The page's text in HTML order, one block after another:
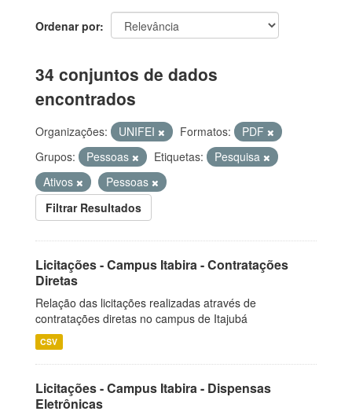
Ordenar por
34 conjuntos de dados
encontrados
Organizações: UNIFEI Formatos:
PDF
Grupos:
Pessoas Etiquetas:
Pesquisa
Ativos
Pessoas
Filtrar Resultados
Licitações - Campus Itabira - Contratações
Diretas
Relação das licitações realizadas através de
contratações diretas no campus de Itajubá
CSV
Licitações - Campus Itabira - Dispensas
Eletrônicas